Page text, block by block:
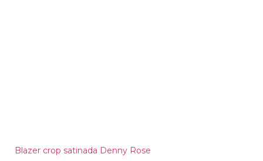
Blazer crop satinada Denny Rose